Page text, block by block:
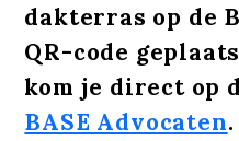
dakterras op de
QR-code
kom je direct op
BASE Advocaten.